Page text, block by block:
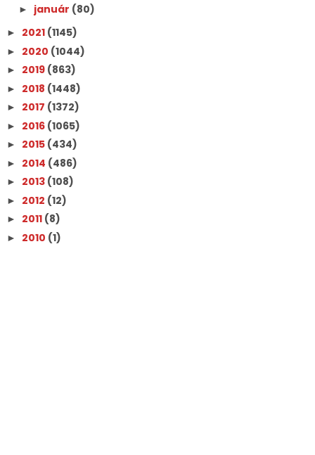
► január (80)
► 2021 (1145)
► 2020 (1044)
► 2019 (863)
► 2018 (1448)
► 2017 (1372)
► 2016 (1065)
► 2015 (434)
► 2014 (486)
► 2013 (108)
► 2012 (12)
► 2011 (8)
► 2010 (1)